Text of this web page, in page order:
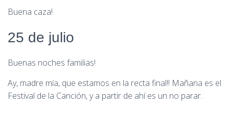
Buena caza!
25 de julio
Buenas noches familias!
Ay, madre mía, que estamos en la recta final!! Mañana es el
Festival de la Canción, y a partir de ahí es un no parar.